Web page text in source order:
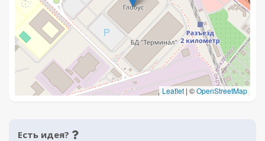
Leaflet | ©OpenStreetMap
Есть идея?